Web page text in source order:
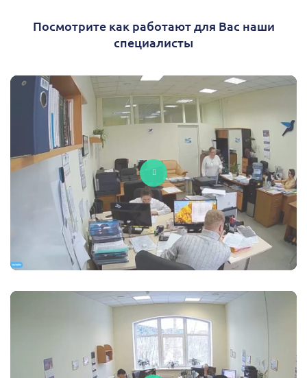
Посмотрите как работают для Вас наши
специалисты